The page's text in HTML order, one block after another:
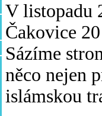
V listopadu
Čakovice
Sázíme
něco nejen
islámskou